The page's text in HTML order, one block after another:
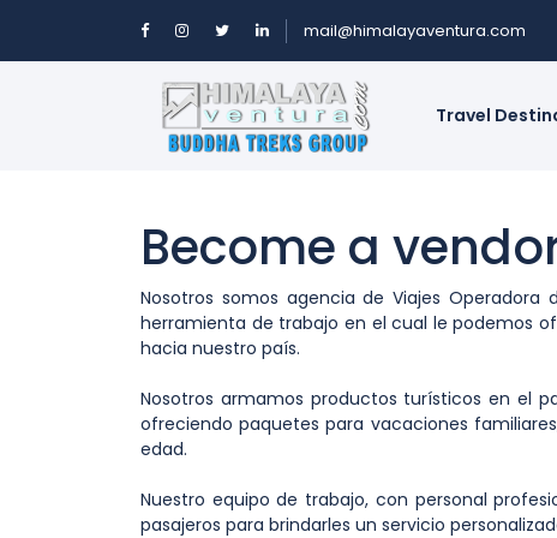
mail@himalayaventura.com
Travel
Become a
Nosotros somos agencia de Viajes
herramienta de trabajo en el cual le podemos
hacia nuestro país.
Nosotros armamos productos turísticos en el
ofreciendo paquetes para vacaciones
edad.
Nuestro equipo de trabajo, con personal
pasajeros para brindarles un servicio